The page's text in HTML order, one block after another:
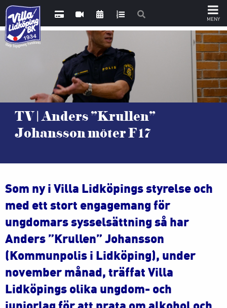
TV | Anders ”Krullen”
Johansson möter F17
Som ny i Villa Lidköpings styrelse och
med ett stort engagemang för
ungdomars sysselsättning så har
Anders ”Krullen” Johansson
(Kommunpolis i Lidköping), under
november månad, träffat Villa
Lidköpings olika ungdom- och